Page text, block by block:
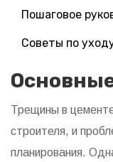
Пошаговое
Советы по
Трещины в
строителя, и
планирования.